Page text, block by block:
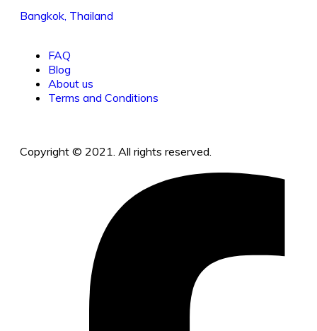
Bangkok, Thailand
FAQ
Blog
About us
Terms and Conditions
Copyright © 2021. All rights reserved.